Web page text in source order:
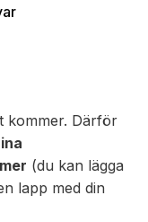
kommer. Därför
(du kan lägga
lapp med din